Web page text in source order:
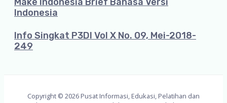
Indonesia
Info Singkat P3DI Vol X No. 09, Mei-2018-
249
Copyright © 2026 Pusat Informasi, Edukasi, Pelatihan dan